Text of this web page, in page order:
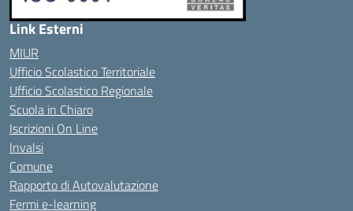
Link Esterni
MIUR
Ufficio Scolastico Territoriale
Ufficio Scolastico Regionale
Scuola in Chiaro
Iscrizioni On Line
Invalsi
Comune
Rapporto di Autovalutazione
Fermi e-learning